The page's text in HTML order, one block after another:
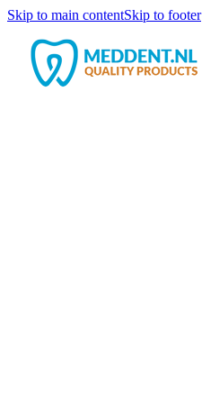
Skip to main contentSkip to footer